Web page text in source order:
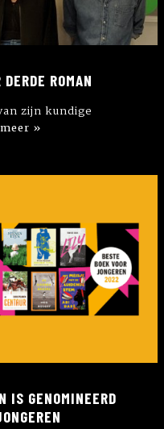
ROMAN
zijn kundige
»
IS GENOMINEERD